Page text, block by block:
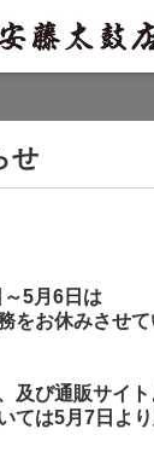
せ
5月6日は
をお休みさせて
及び通販サイ
ては5月7日よ